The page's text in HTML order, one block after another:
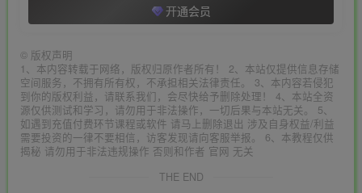
开通会员
© 版权声明
1、本内容转载于网络，版权归原作者所有！ 2、本站仅提供信息存储
空间服务，不拥有所有权，不承担相关法律责任。 3、本内容若侵犯
到你的版权利益，请联系我们，会尽快给予删除处理！ 4、本站全资
源仅供测试和学习，请勿用于非法操作，一切后果与本站无关。 5、
如遇到充值付费环节课程或软件 请马上删除退出 涉及自身权益/利益
需要投资的一律不要相信，访客发现请向客服举报。 6、本教程仅供
揭秘 请勿用于非法违规操作 否则和作者 官网 无关
THE END